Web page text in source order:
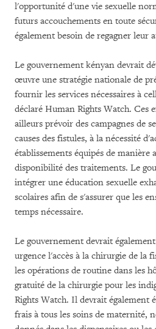
l'opportunité d'une vie sexuelle
futurs accouchements en toute
également besoin de regagner leur
Le gouvernement kényan devrait
œuvre une stratégie nationale de
fournir les services nécessaires à
déclaré Human Rights Watch. Ces
ailleurs prévoir des campagnes de
causes des fistules, à la nécessité
établissements équipés de manière
disponibilité des traitements. Le
intégrer une éducation sexuelle
scolaires afin de s'assurer que les
temps nécessaire.
Le gouvernement devrait
urgence l'accès à la chirurgie de la
les opérations de routine dans les
gratuité de la chirurgie pour les
Rights Watch. Il devrait également
frais à tous les soins de maternité,